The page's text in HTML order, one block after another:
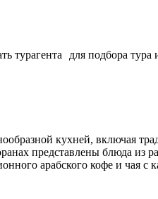
турагента для подбора тура
кухней, включая
представлены блюда
арабского кофе и чая с